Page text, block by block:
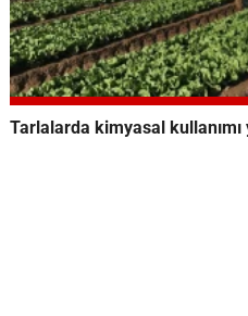
Tarlalarda kimyasal kullanımı